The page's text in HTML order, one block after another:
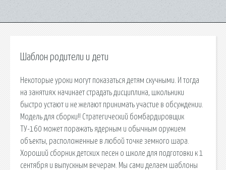
Шаблон родители и дети
Некоторые уроки могут показаться детям скучными. И тогда
на занятиях начинает страдать дисциплина, школьники
быстро устают и не желают принимать участие в обсуждении.
Модель для сборки!! Стратегический бомбардировщик
ТУ-160 может поражать ядерным и обычным оружием
объекты, расположенные в любой точке земного шара.
Хороший сборник детских песен о школе для подготовки к 1
сентября и выпускным вечерам. Мы сами делаем шаблоны